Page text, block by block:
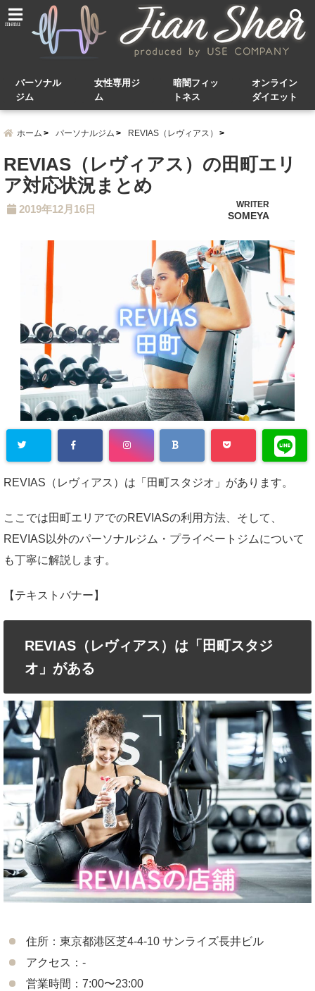
menu
パーソナル
ジム
女性専用ジ
ム
暗闇フィッ
トネス
オンライン
ダイエット
ホーム パーソナルジム REVIAS（レヴィアス）
REVIAS（レヴィアス）の田町エリ
ア対応状況まとめ
2019年12月16日 WRITER
SOMEYA
REVIAS（レヴィアス）は「田町スタジオ」があります。
ここでは田町エリアでのREVIASの利用方法、そして、
REVIAS以外のパーソナルジム・プライベートジムについて
も丁寧に解説します。
【テキストバナー】
REVIAS（レヴィアス）は「田町スタジ
オ」がある
住所：東京都港区芝4-4-10 サンライズ長井ビル
アクセス：-
営業時間：7:00〜23:00